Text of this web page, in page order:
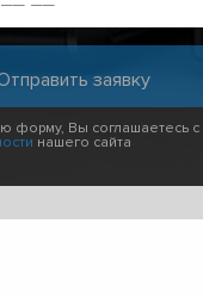
форму, Вы соглашаетесь с
нашего сайта